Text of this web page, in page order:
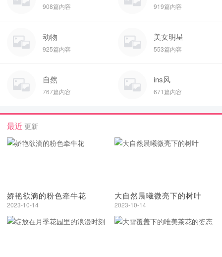
908篇内容 919篇内容
动物
925篇内容
美女明星
553篇内容
自然
767篇内容
ins风
671篇内容
最近 更新
娇艳欲滴的粉色牵牛花
2023-10-14
大自然晨曦微亮下的树叶
2023-10-14